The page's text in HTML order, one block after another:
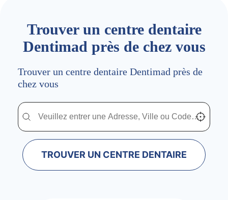
Trouver un centre dentaire
Dentimad près de chez vous
Trouver un centre dentaire Dentimad près de
chez vous
Trouver un centre dentaire Dentimad près de
Trouver un centre dentaire Dentimad près de chez vous Localisez-
TROUVER UN CENTRE DENTAIRE